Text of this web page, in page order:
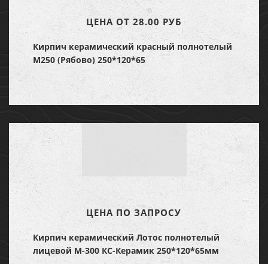
ЦЕНА ОТ 28.00 РУБ
Кирпич керамический красный полнотелый
М250 (Рябово) 250*120*65
ЦЕНА ПО ЗАПРОСУ
Кирпич керамический Лотос полнотелый
лицевой М-300 КС-Керамик 250*120*65мм